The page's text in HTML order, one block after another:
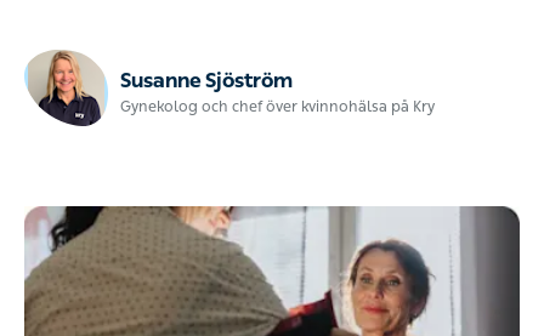
Susanne Sjöström
Gynekolog och chef över kvinnohälsa på Kry